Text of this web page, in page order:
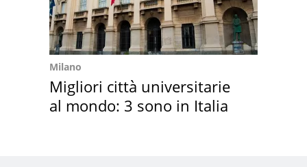
Milano
Migliori città universitarie
al mondo: 3 sono in Italia